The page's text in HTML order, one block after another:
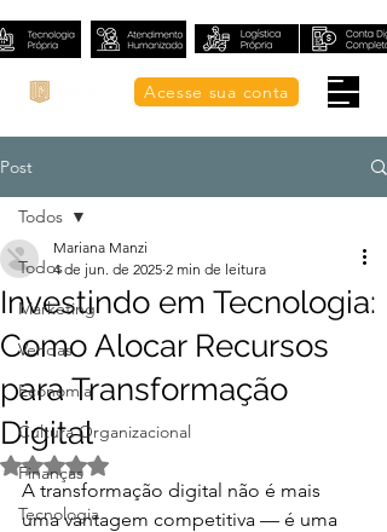
Acesse sua conta
Post
Todos
Marketing
Vendas
Economia
Cultura Organizacional
Finanças
Tecnologia
Todos
Investindo em Tecnologia:
Como Alocar Recursos
para Transformação
Digital
Mariana Manzi
4 de jun. de 2025 2 min de leitura
Avaliado com NaN de 5 estrelas.
A transformação digital não é mais
uma vantagem competitiva — é uma